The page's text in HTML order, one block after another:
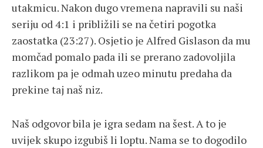
utakmicu. Nakon dugo vremena napravili su naši
seriju od 4:1 i približili se na četiri pogotka
zaostatka (23:27). Osjetio je Alfred Gislason da mu
momčad pomalo pada ili se prerano zadovoljila
razlikom pa je odmah uzeo minutu predaha da
prekine taj naš niz.
Naš odgovor bila je igra sedam na šest. A to je
uvijek skupo izgubiš li loptu. Nama se to dogodilo